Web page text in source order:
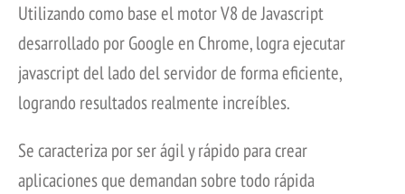
Utilizando como base el motor V8 de Javascript
desarrollado por Google en Chrome, logra ejecutar
javascript del lado del servidor de forma eficiente,
logrando resultados realmente increíbles.
Se caracteriza por ser ágil y rápido para crear
aplicaciones que demandan sobre todo rápida